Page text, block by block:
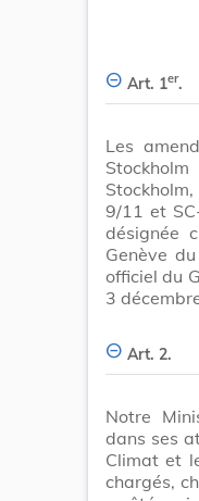
Art. 1er.
Les
9/11 et
désignée
Genève
officiel du
3
Art. 2.
Notre
dans ses
Climat et
chargés,